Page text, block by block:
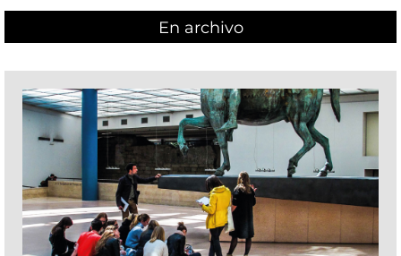
En archivo